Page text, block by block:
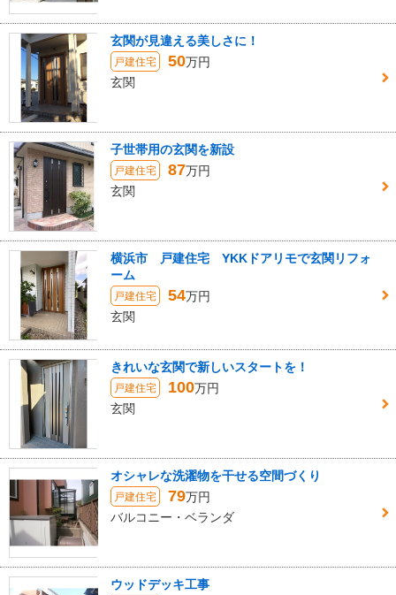
玄関が見違える美しさに！
戸建住宅 50万円
玄関
子世帯用の玄関を新設
戸建住宅 87万円
玄関
横浜市 戸建住宅 YKKドアリモで玄関リフォ
ーム
戸建住宅 54万円
玄関
きれいな玄関で新しいスタートを！
戸建住宅 100万円
玄関
オシャレな洗濯物を干せる空間づくり
戸建住宅 79万円
バルコニー・ベランダ
ウッドデッキ工事